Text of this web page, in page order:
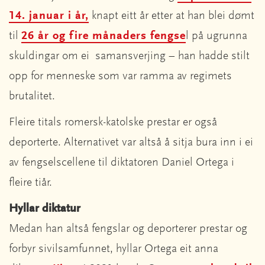
14. januar i år, knapt eitt år etter at han blei dømt
til 26 år og fire månaders fengse l på ugrunna
skuldingar om ei samansverjing – han hadde stilt
opp for menneske som var ramma av regimets
brutalitet.
Fleire titals romersk-katolske prestar er også
deporterte. Alternativet var altså å sitja bura inn i ei
av fengselscellene til diktatoren Daniel Ortega i
fleire tiår.
Hyllar diktatur
Medan han altså fengslar og deporterer prestar og
forbyr sivilsamfunnet, hyllar Ortega eit anna